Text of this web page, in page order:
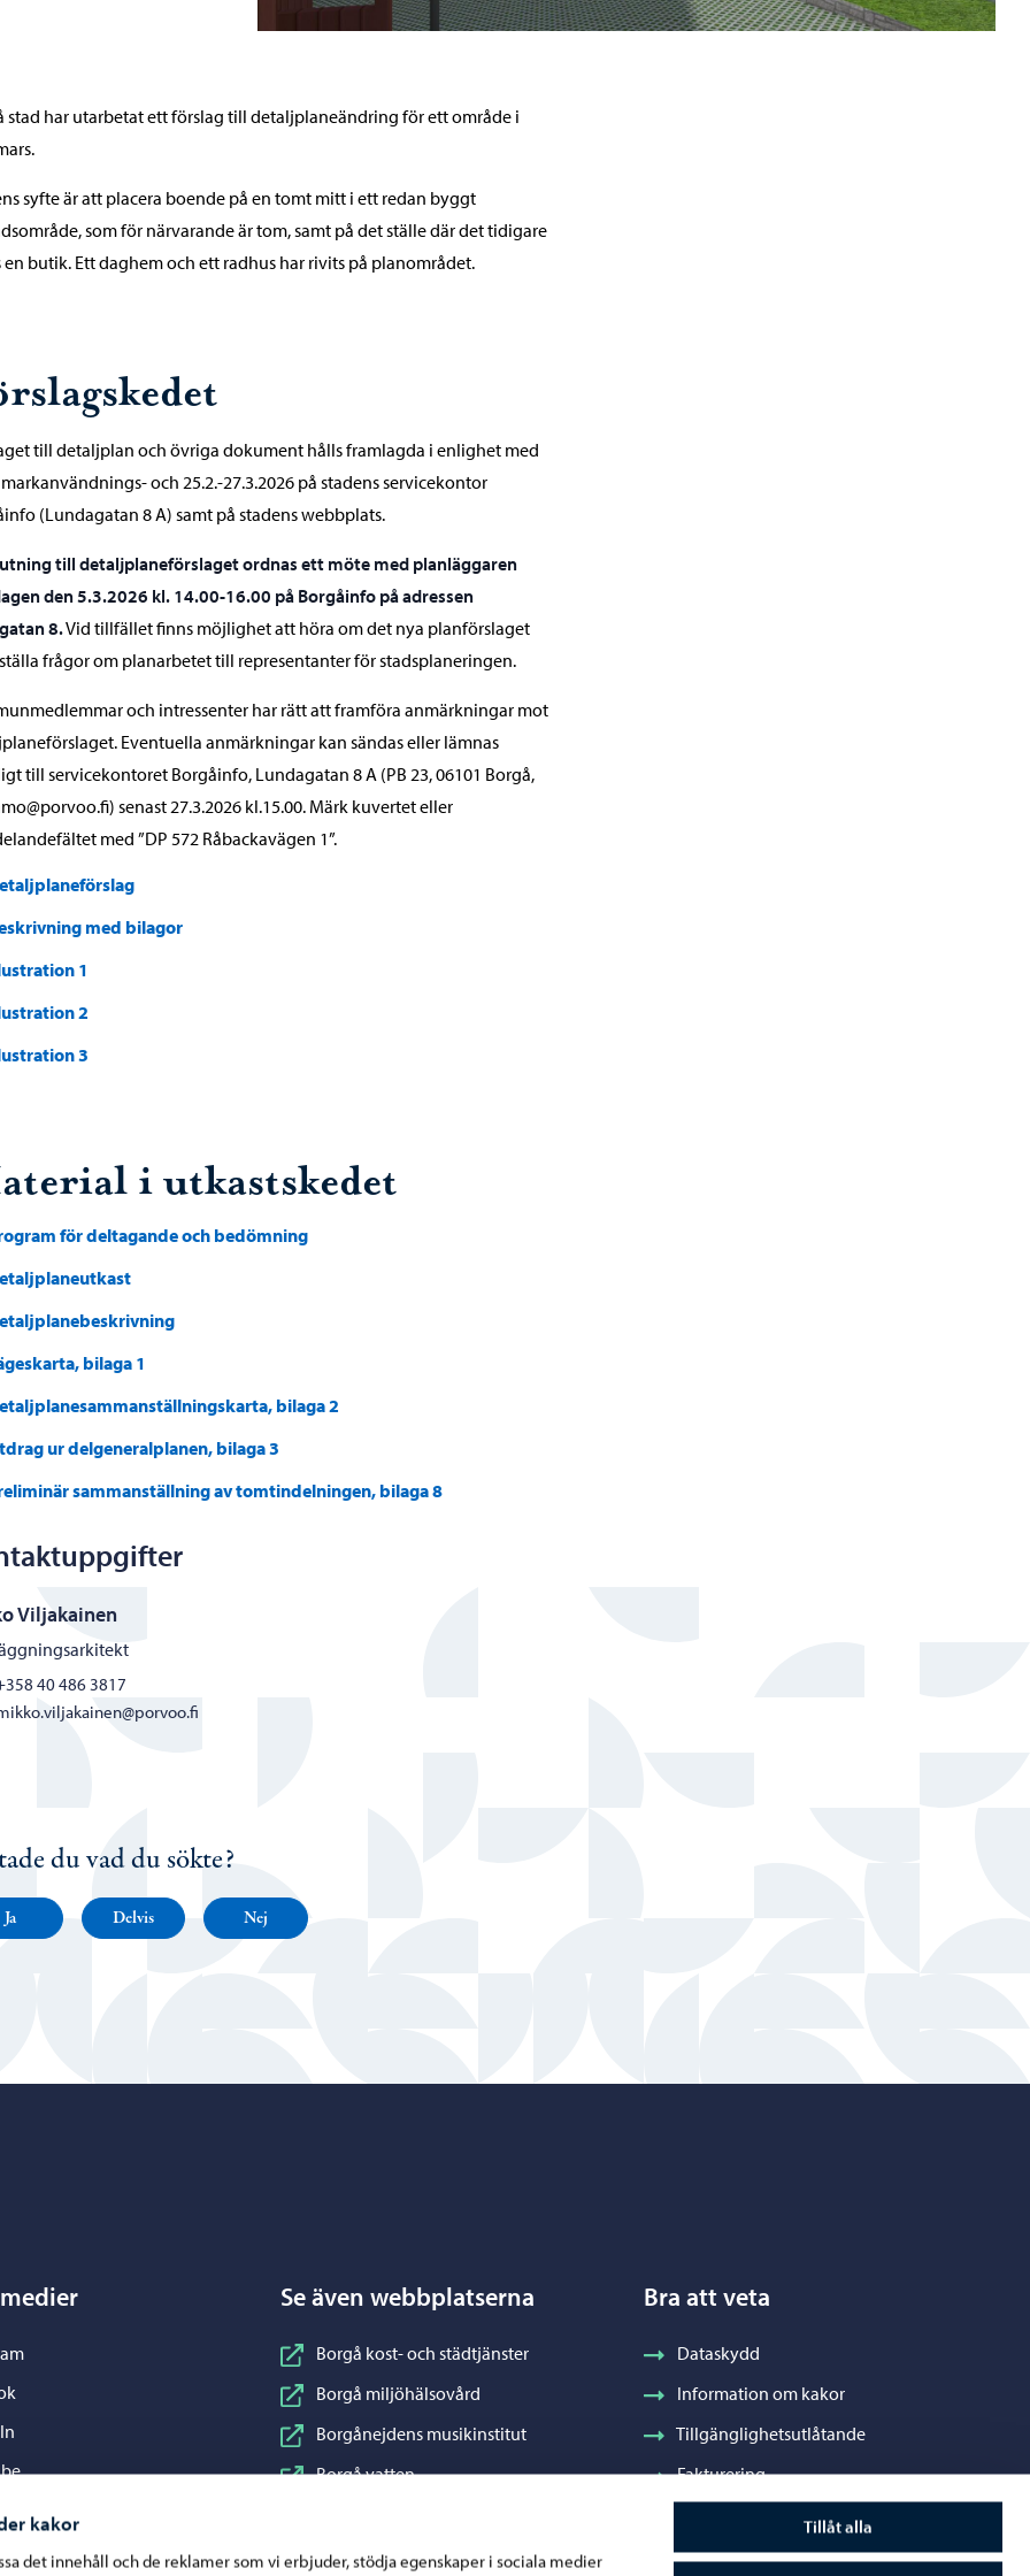
kakor
det innehåll och de reklamer som vi erbjuder, stödja egenskaper i sociala medier
Tillåt alla
stad har utarbetat ett förslag till detaljplaneändring för ett område i
syfte är att placera boende på en tomt mitt i ett redan byggt
som för närvarande är tom, samt på det ställe där det tidigare
en butik. Ett daghem och ett radhus har rivits på planområdet.
till detaljplan och övriga dokument hålls framlagda i enlighet med
och 25.2.-27.3.2026 på stadens servicekontor
(Lundagatan 8 A) samt på stadens webbplats.
till detaljplaneförslaget ordnas ett möte med planläggaren
den 5.3.2026 kl. 14.00-16.00 på Borgåinfo på adressen
8.Vid tillfället finns möjlighet att höra om det nya planförslaget
frågor om planarbetet till representanter för stadsplaneringen.
och intressenter har rätt att framföra anmärkningar mot
Eventuella anmärkningar kan sändas eller lämnas
till servicekontoret Borgåinfo, Lundagatan 8 A (PB 23, 06101 Borgå,
senast 27.3.2026 kl.15.00. Märk kuvertet eller
med ”DP 572 Råbackavägen 1”.
med bilagor
1
2
3
i utkastskedet
för deltagande och bedömning
bilaga 1
bilaga 2
ur delgeneralplanen, bilaga 3
sammanställning av tomtindelningen, bilaga 8
Viljakainen
40 486 3817
du vad du sökte?
Ja Delvis Nej
Se även webbplatserna
Borgå kost- och städtjänster
Borgå miljöhälsovård
Borgånejdens musikinstitut
Borgå vatten
Konstfabriken
Bra att veta
Dataskydd
Information om kakor
Tillgänglighetsutlåtande
Fakturering
Stadens visuella profil och vapen